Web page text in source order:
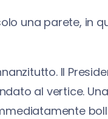
una parete, in
Il
al vertice.